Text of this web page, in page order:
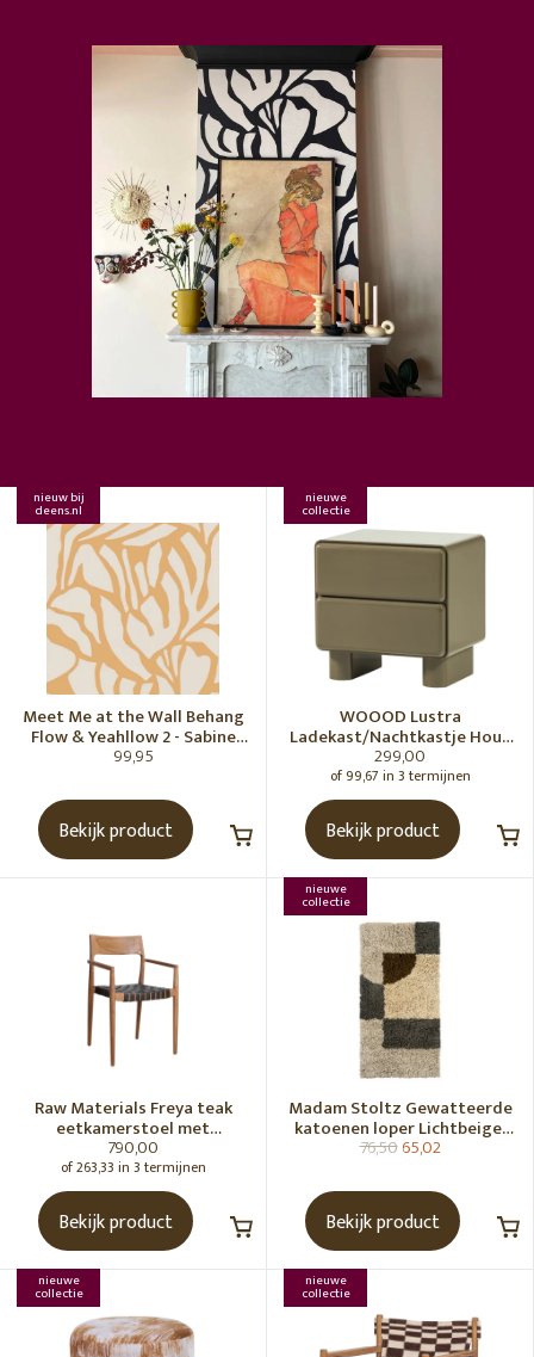
nieuw bij
deens.nl
Meet Me at the Wall Behang
Flow & Yeahllow 2 - Sabine
van Vessem
99,95
Bekijk product
nieuwe
collectie
WOOOD Lustra
Ladekast/Nachtkastje Hout
Hoogglans Groen [Fsc]
299,00
of 99,67 in 3 termijnen
Bekijk product
Raw Materials Freya teak
eetkamerstoel met
armleuning - Zwart (set of 2)
790,00
of 263,33 in 3 termijnen
Bekijk product
nieuwe
collectie
Madam Stoltz Gewatteerde
katoenen loper Lichtbeige,
gebroken wit, grijs, groen
76,5065,02
Bekijk product
nieuwe
collectie
nieuwe
collectie